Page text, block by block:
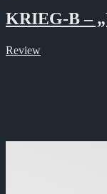
KRIEG-B –
Review